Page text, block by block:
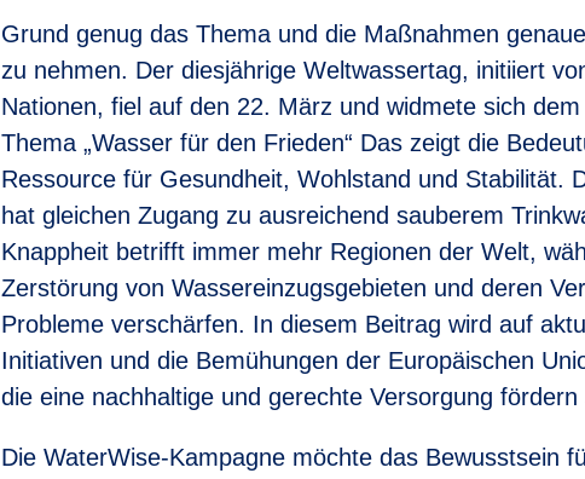
Grund genug das Thema und die Maßnahmen
zu nehmen. Der diesjährige Weltwassertag, initiiert
Nationen, fiel auf den 22. März und widmete sich
Thema „Wasser für den Frieden“ Das zeigt die
Ressource für Gesundheit, Wohlstand und Stabilität.
hat gleichen Zugang zu ausreichend sauberem
Knappheit betrifft immer mehr Regionen der Welt,
Zerstörung von Wassereinzugsgebieten und deren
Probleme verschärfen. In diesem Beitrag wird auf
Initiativen und die Bemühungen der Europäischen
die eine nachhaltige und gerechte Versorgung fördern
Die WaterWise-Kampagne möchte das Bewusstsein